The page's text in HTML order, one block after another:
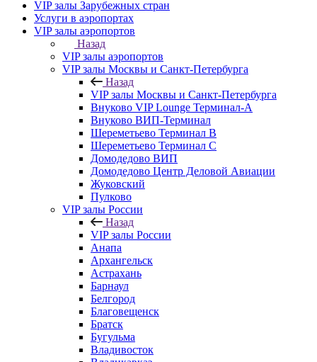
VIP залы Зарубежных стран
Услуги в аэропортах
VIP залы аэропортов
Назад
VIP залы аэропортов
VIP залы Москвы и Санкт-Петербурга
Назад
VIP залы Москвы и Санкт-Петербурга
Внуково VIP Lounge Терминал-А
Внуково ВИП-Терминал
Шереметьево Терминал B
Шереметьево Терминал C
Домодедово ВИП
Домодедово Центр Деловой Авиации
Жуковский
Пулково
VIP залы России
Назад
VIP залы России
Анапа
Архангельск
Астрахань
Барнаул
Белгород
Благовещенск
Братск
Бугульма
Владивосток